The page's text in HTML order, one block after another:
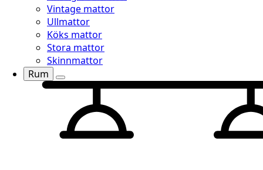
Vintage mattor
Ullmattor
Köks mattor
Stora mattor
Skinnmattor
Rum